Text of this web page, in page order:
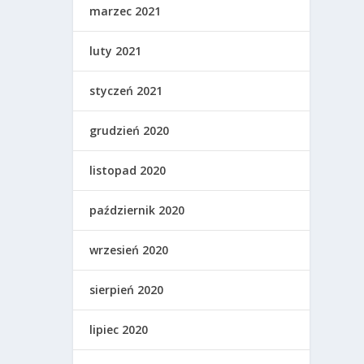
marzec 2021
luty 2021
styczeń 2021
grudzień 2020
listopad 2020
październik 2020
wrzesień 2020
sierpień 2020
lipiec 2020